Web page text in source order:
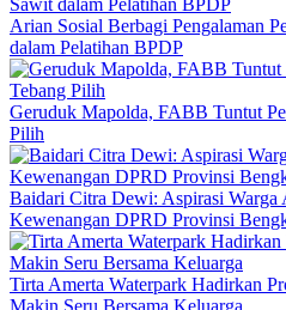
Arian Sosial Berbagi Pengalaman
dalam Pelatihan BPDP
Geruduk Mapolda, FABB Tuntut
Pilih
Baidari Citra Dewi: Aspirasi Warga
Kewenangan DPRD Provinsi
Tirta Amerta Waterpark Hadirkan
Makin Seru Bersama Keluarga